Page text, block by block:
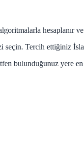
hesaplanır
Tercih ettiğiniz
bulunduğunuz yere en